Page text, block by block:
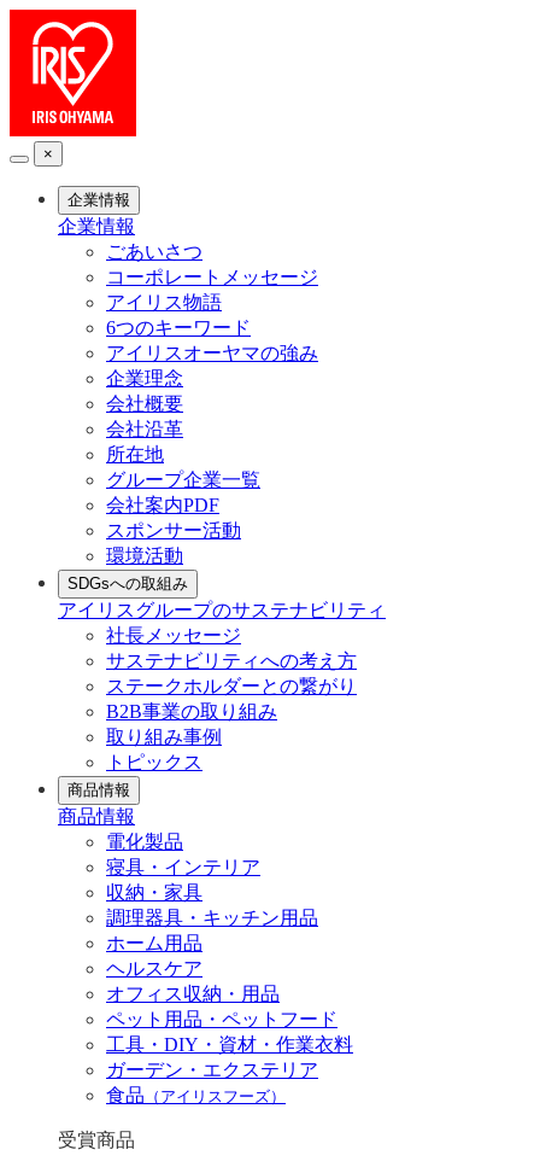
×
企業情報
企業情報
ごあいさつ
コーポレートメッセージ
アイリス物語
6つのキーワード
アイリスオーヤマの強み
企業理念
会社概要
会社沿革
所在地
グループ企業一覧
会社案内PDF
スポンサー活動
環境活動
SDGsへの取組み
アイリスグループのサステナビリティ
社長メッセージ
サステナビリティへの考え方
ステークホルダーとの繋がり
B2B事業の取り組み
取り組み事例
トピックス
商品情報
商品情報
電化製品
寝具・インテリア
収納・家具
調理器具・キッチン用品
ホーム用品
ヘルスケア
オフィス収納・用品
ペット用品・ペットフード
工具・DIY・資材・作業衣料
ガーデン・エクステリア
食品 （アイリスフーズ）
受賞商品